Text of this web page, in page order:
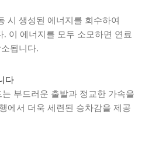
시 생성된 에너지를 회수하여
이 에너지를 모두 소모하면 연료
됩니다.
다
부드러운 출발과 정교한 가속을
에서 더욱 세련된 승차감을 제공